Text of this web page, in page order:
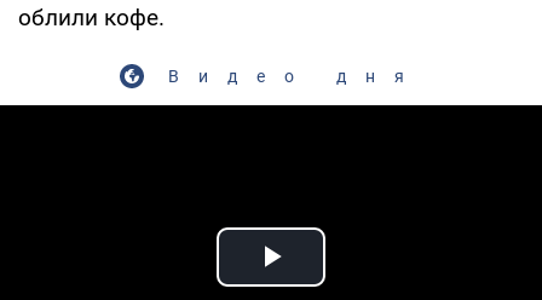
облили кофе.
Видео дня
Play Video